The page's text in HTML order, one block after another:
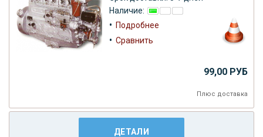
Наличие:
• Подробнее
• Сравнить
99,00 РУБ
Плюс доставка
ДЕТАЛИ